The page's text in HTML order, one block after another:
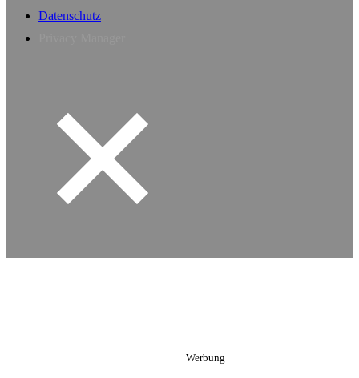
Datenschutz